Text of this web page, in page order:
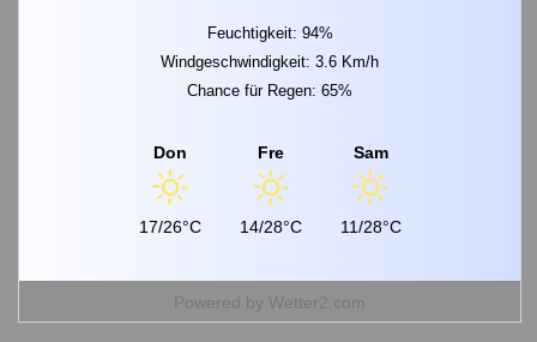
Feuchtigkeit: 94%
Windgeschwindigkeit: 3.6 Km/h
Chance für Regen: 65%
Don
17/26°C
Fre
14/28°C
Sam
11/28°C
Powered by Wetter2.com